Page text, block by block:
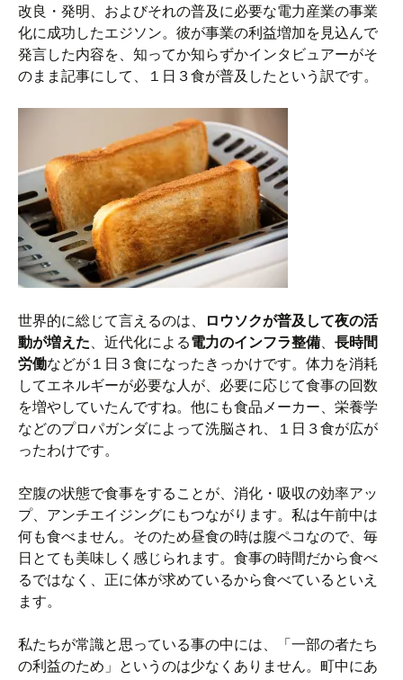
改良・発明、およびそれの普及に必要な電力産業の事業
化に成功したエジソン。彼が事業の利益増加を見込んで
発言した内容を、知ってか知らずかインタビュアーがそ
のまま記事にして、１日３食が普及したという訳です。
世界的に総じて言えるのは、
ロウソクが普及して夜の活
動が増えた 、近代化による電力のインフラ整備
長時間
労働などが１日３食になったきっかけです。体力を消耗
してエネルギーが必要な人が、必要に応じて食事の回数
を増やしていたんですね。他にも食品メーカー、栄養学
などのプロパガンダによって洗脳され、１日３食が広が
ったわけです。
空腹の状態で食事をすることが、消化・吸収の効率アッ
プ、アンチエイジングにもつながります。私は午前中は
何も食べません。そのため昼食の時は腹ペコなので、毎
日とても美味しく感じられます。食事の時間だから食べ
るではなく、正に体が求めているから食べているといえ
ます。
私たちが常識と思っている事の中には、「一部の者たち
の利益のため」というのは少なくありません。町中にあ